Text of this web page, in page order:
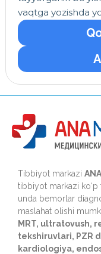
vaqtga yozishda
Tibbiyot markazi
tibbiyot markazi ko‘p
unda bemorlar
maslahat olishi
MRT, ultratovush,
tekshiruvlari, PZR
kardiologiya,